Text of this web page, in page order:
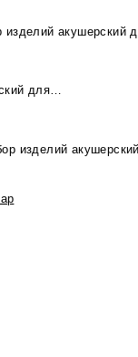
изделий акушерский
для…
изделий